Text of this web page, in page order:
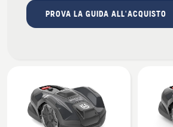
PROVA LA GUIDA ALL'ACQUISTO